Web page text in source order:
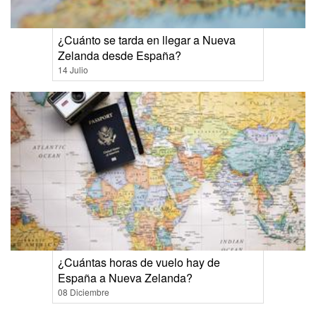
¿Cuánto se tarda en llegar a Nueva
Zelanda desde España?
14 Julio
¿Cuántas horas de vuelo hay de
España a Nueva Zelanda?
08 Diciembre